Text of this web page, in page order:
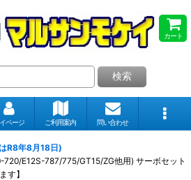
カート
検索
ページ ご利用案内 問い合わせ
R8年8月18日)
E12S-787/775/GT15/ZG他用) サーボセット
す】